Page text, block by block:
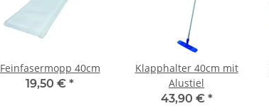
Feinfasermopp 40cm
19,50 € *
Klapphalter 40cm mit
Alustiel
43,90 € *